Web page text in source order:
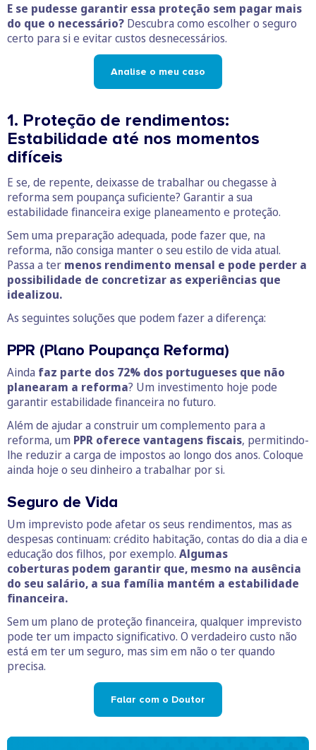
E se pudesse garantir essa proteção sem pagar mais
do que o necessário? Descubra como escolher o seguro
certo para si e evitar custos desnecessários.
Analise o meu caso
1. Proteção de rendimentos:
Estabilidade até nos momentos
difíceis
E se, de repente, deixasse de trabalhar ou chegasse à
reforma sem poupança suficiente? Garantir a sua
estabilidade financeira exige planeamento e proteção.
Sem uma preparação adequada, pode fazer que, na
reforma, não consiga manter o seu estilo de vida atual.
Passa a ter menos rendimento mensal e pode perder a
possibilidade de concretizar as experiências que
idealizou.
As seguintes soluções que podem fazer a diferença:
PPR (Plano Poupança Reforma)
Ainda faz parte dos 72% dos portugueses que não
planearam a reforma? Um investimento hoje pode
garantir estabilidade financeira no futuro.
Além de ajudar a construir um complemento para a
reforma, um PPR oferece vantagens fiscais, permitindo-
lhe reduzir a carga de impostos ao longo dos anos. Coloque
ainda hoje o seu dinheiro a trabalhar por si.
Seguro de Vida
Um imprevisto pode afetar os seus rendimentos, mas as
despesas continuam: crédito habitação, contas do dia a dia e
educação dos filhos, por exemplo. Algumas
coberturas podem garantir que, mesmo na ausência
do seu salário, a sua família mantém a estabilidade
financeira.
Sem um plano de proteção financeira, qualquer imprevisto
pode ter um impacto significativo. O verdadeiro custo não
está em ter um seguro, mas sim em não o ter quando
precisa.
Falar com o Doutor